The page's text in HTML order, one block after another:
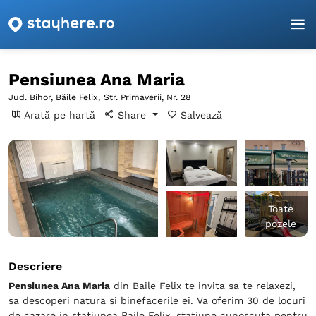
Pagina principală
Pensiunea Ana Maria
Jud. Bihor, Băile Felix, Str. Primaverii, Nr. 28
Arată pe hartă Share Salvează
Toate
pozele
Descriere
Pensiunea Ana Maria din Baile Felix te invita sa te relaxezi,
sa descoperi natura si binefacerile ei. Va oferim 30 de locuri